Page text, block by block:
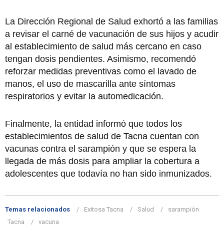
La Dirección Regional de Salud exhortó a las familias
a revisar el carné de vacunación de sus hijos y acudir
al establecimiento de salud más cercano en caso
tengan dosis pendientes. Asimismo, recomendó
reforzar medidas preventivas como el lavado de
manos, el uso de mascarilla ante síntomas
respiratorios y evitar la automedicación.
Finalmente, la entidad informó que todos los
establecimientos de salud de Tacna cuentan con
vacunas contra el sarampión y que se espera la
llegada de más dosis para ampliar la cobertura a
adolescentes que todavía no han sido inmunizados.
Temas relacionados Exitosa Tacna Salud
sarampión
Tacna
vacuna